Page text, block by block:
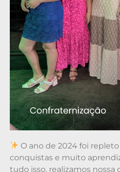
O ano de 2024 foi
conquistas e muito
tudo isso, realizamos nossa